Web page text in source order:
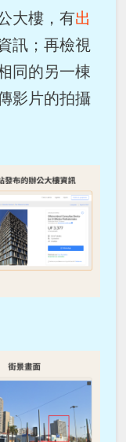
大樓，有出
訊；再檢視
同的另一棟
影片的拍攝